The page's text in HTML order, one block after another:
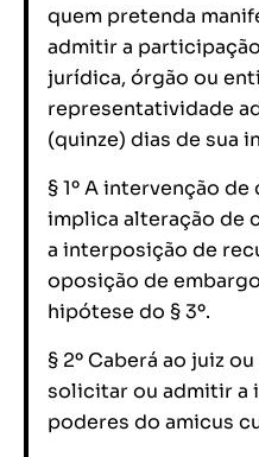
quem pretenda
admitir a
jurídica, órgão ou
representatividade
(quinze) dias de sua
§ 1º A intervenção
implica alteração de
a interposição de
oposição de
hipótese do § 3º.
§ 2º Caberá ao juiz
solicitar ou admitir a
poderes do amicus